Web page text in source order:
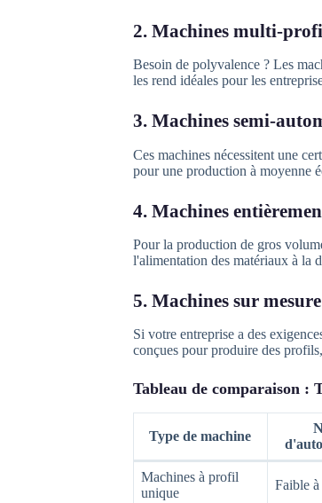
2. Machines multi-
Besoin de polyvalence ? Les
les rend idéales pour les
3. Machines semi-
Ces machines nécessitent une
pour une production à moyenne
4. Machines
Pour la production de gros
l'alimentation des matériaux à la
5. Machines sur mesure
Si votre entreprise a des
conçues pour produire des
Tableau de comparaison :
Type de machine
Machines à profil
unique
Faible